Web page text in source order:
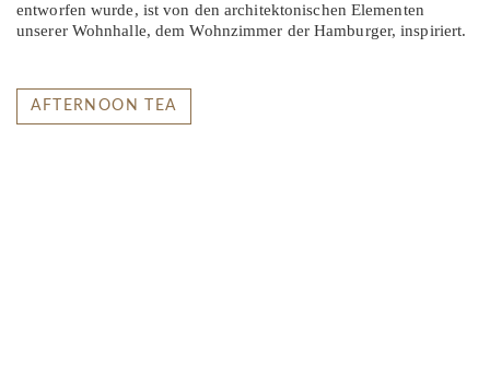
entworfen wurde, ist von den architektonischen Elementen
unserer Wohnhalle, dem Wohnzimmer der Hamburger, inspiriert.
AFTERNOON TEA